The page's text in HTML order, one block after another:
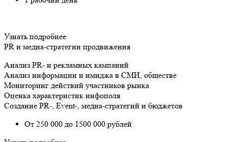
Узнать подробнее
PR и медиа-стратегии продвижения
Анализ PR- и рекламных кампаний
Анализ информации и имиджа в СМИ, обществе
Мониторинг действий участников рынка
Оценка характеристик инфополя
Создание PR-, Event-, медиа-стратегий и бюджетов
От 250 000 до 1500 000 рублей